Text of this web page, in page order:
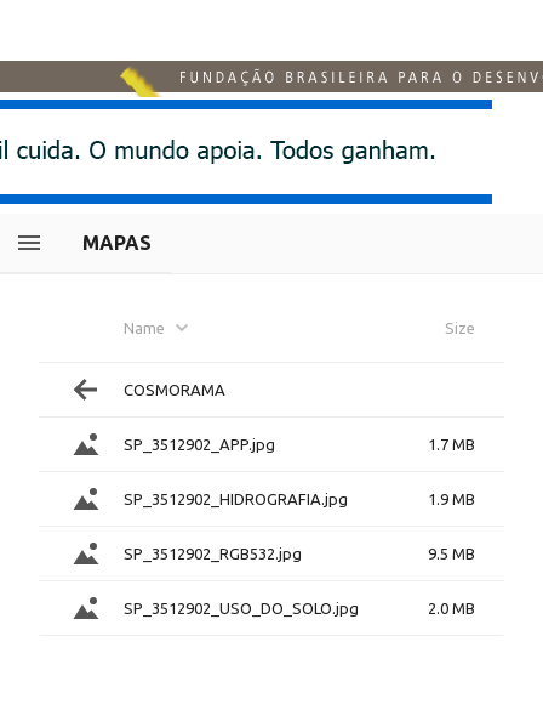
MAPAS
Name Size
COSMORAMA
SP_3512902_APP.jpg 1.7 MB
SP_3512902_HIDROGRAFIA.jpg 1.9 MB
SP_3512902_RGB532.jpg 9.5 MB
SP_3512902_USO_DO_SOLO.jpg 2.0 MB